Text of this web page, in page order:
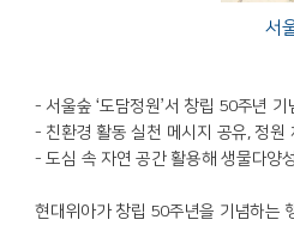
서
- 서울숲 ‘도담정원’서 창립 50주년 기
- 친환경 활동 실천 메시지 공유, 정원
- 도심 속 자연 공간 활용해 생물다양
현대위아가 창립 50주년을 기념하는